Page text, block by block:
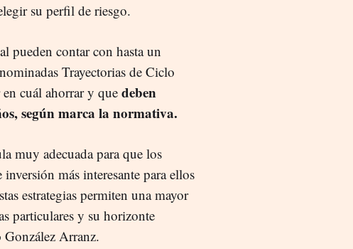
su perfil de riesgo.
pueden contar con hasta un
Trayectorias de Ciclo
cuál ahorrar y que deben
según marca la normativa.
muy adecuada para que los
más interesante para ellos
estrategias permiten una mayor
particulares y su horizonte
Arranz.